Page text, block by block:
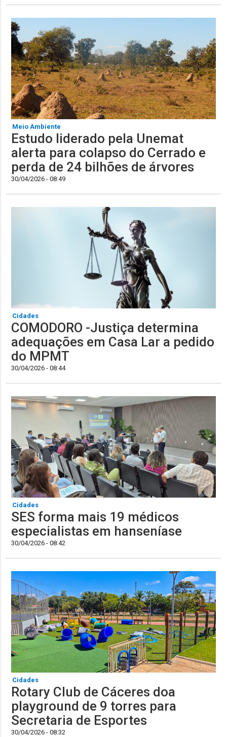
Meio Ambiente
Estudo liderado pela Unemat
alerta para colapso do Cerrado e
perda de 24 bilhões de árvores
30/04/2026 - 08:49
Cidades
COMODORO -Justiça determina
adequações em Casa Lar a pedido
do MPMT
30/04/2026 - 08:44
Cidades
SES forma mais 19 médicos
especialistas em hanseníase
30/04/2026 - 08:42
Cidades
Rotary Club de Cáceres doa
playground de 9 torres para
Secretaria de Esportes
30/04/2026 - 08:32